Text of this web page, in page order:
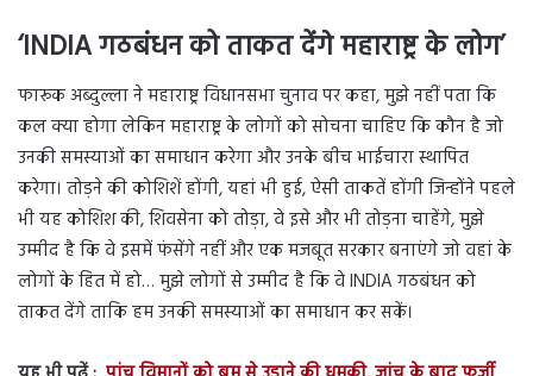
‘INDIA गठबंधन को ताकत देंगे महाराष्ट्र के लोग’
फारूक अब्दुल्ला ने महाराष्ट्र विधानसभा चुनाव पर कहा, मुझे नहीं पता कि
कल क्या होगा लेकिन महाराष्ट्र के लोगों को सोचना चाहिए कि कौन है जो
उनकी समस्याओं का समाधान करेगा और उनके बीच भाईचारा स्थापित
करेगा। तोड़ने की कोशिशें होंगी, यहां भी हुई, ऐसी ताकतें होंगी जिन्होंने पहले
भी यह कोशिश की, शिवसेना को तोड़ा, वे इसे और भी तोड़ना चाहेंगे, मुझे
उम्मीद है कि वे इसमें फंसेंगे नहीं और एक मजबूत सरकार बनाएंगे जो वहां के
लोगों के हित में हो… मुझे लोगों से उम्मीद है कि वे INDIA गठबंधन को
ताकत देंगे ताकि हम उनकी समस्याओं का समाधान कर सकें।